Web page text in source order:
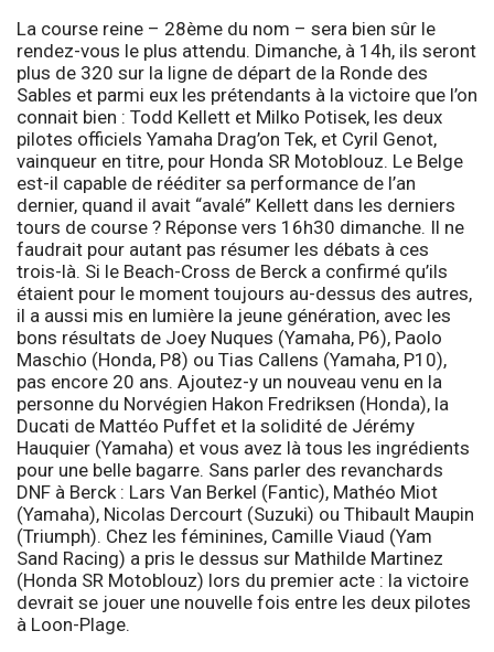
La course reine – 28ème du nom – sera bien sûr le
rendez-vous le plus attendu. Dimanche, à 14h, ils seront
plus de 320 sur la ligne de départ de la Ronde des
Sables et parmi eux les prétendants à la victoire que l’on
connait bien : Todd Kellett et Milko Potisek, les deux
pilotes officiels Yamaha Drag’on Tek, et Cyril Genot,
vainqueur en titre, pour Honda SR Motoblouz. Le Belge
est-il capable de rééditer sa performance de l’an
dernier, quand il avait “avalé” Kellett dans les derniers
tours de course ? Réponse vers 16h30 dimanche. Il ne
faudrait pour autant pas résumer les débats à ces
trois-là. Si le Beach-Cross de Berck a confirmé qu’ils
étaient pour le moment toujours au-dessus des autres,
il a aussi mis en lumière la jeune génération, avec les
bons résultats de Joey Nuques (Yamaha, P6), Paolo
Maschio (Honda, P8) ou Tias Callens (Yamaha, P10),
pas encore 20 ans. Ajoutez-y un nouveau venu en la
personne du Norvégien Hakon Fredriksen (Honda), la
Ducati de Mattéo Puffet et la solidité de Jérémy
Hauquier (Yamaha) et vous avez là tous les ingrédients
pour une belle bagarre. Sans parler des revanchards
DNF à Berck : Lars Van Berkel (Fantic), Mathéo Miot
(Yamaha), Nicolas Dercourt (Suzuki) ou Thibault Maupin
(Triumph). Chez les féminines, Camille Viaud (Yam
Sand Racing) a pris le dessus sur Mathilde Martinez
(Honda SR Motoblouz) lors du premier acte : la victoire
devrait se jouer une nouvelle fois entre les deux pilotes
à Loon-Plage.